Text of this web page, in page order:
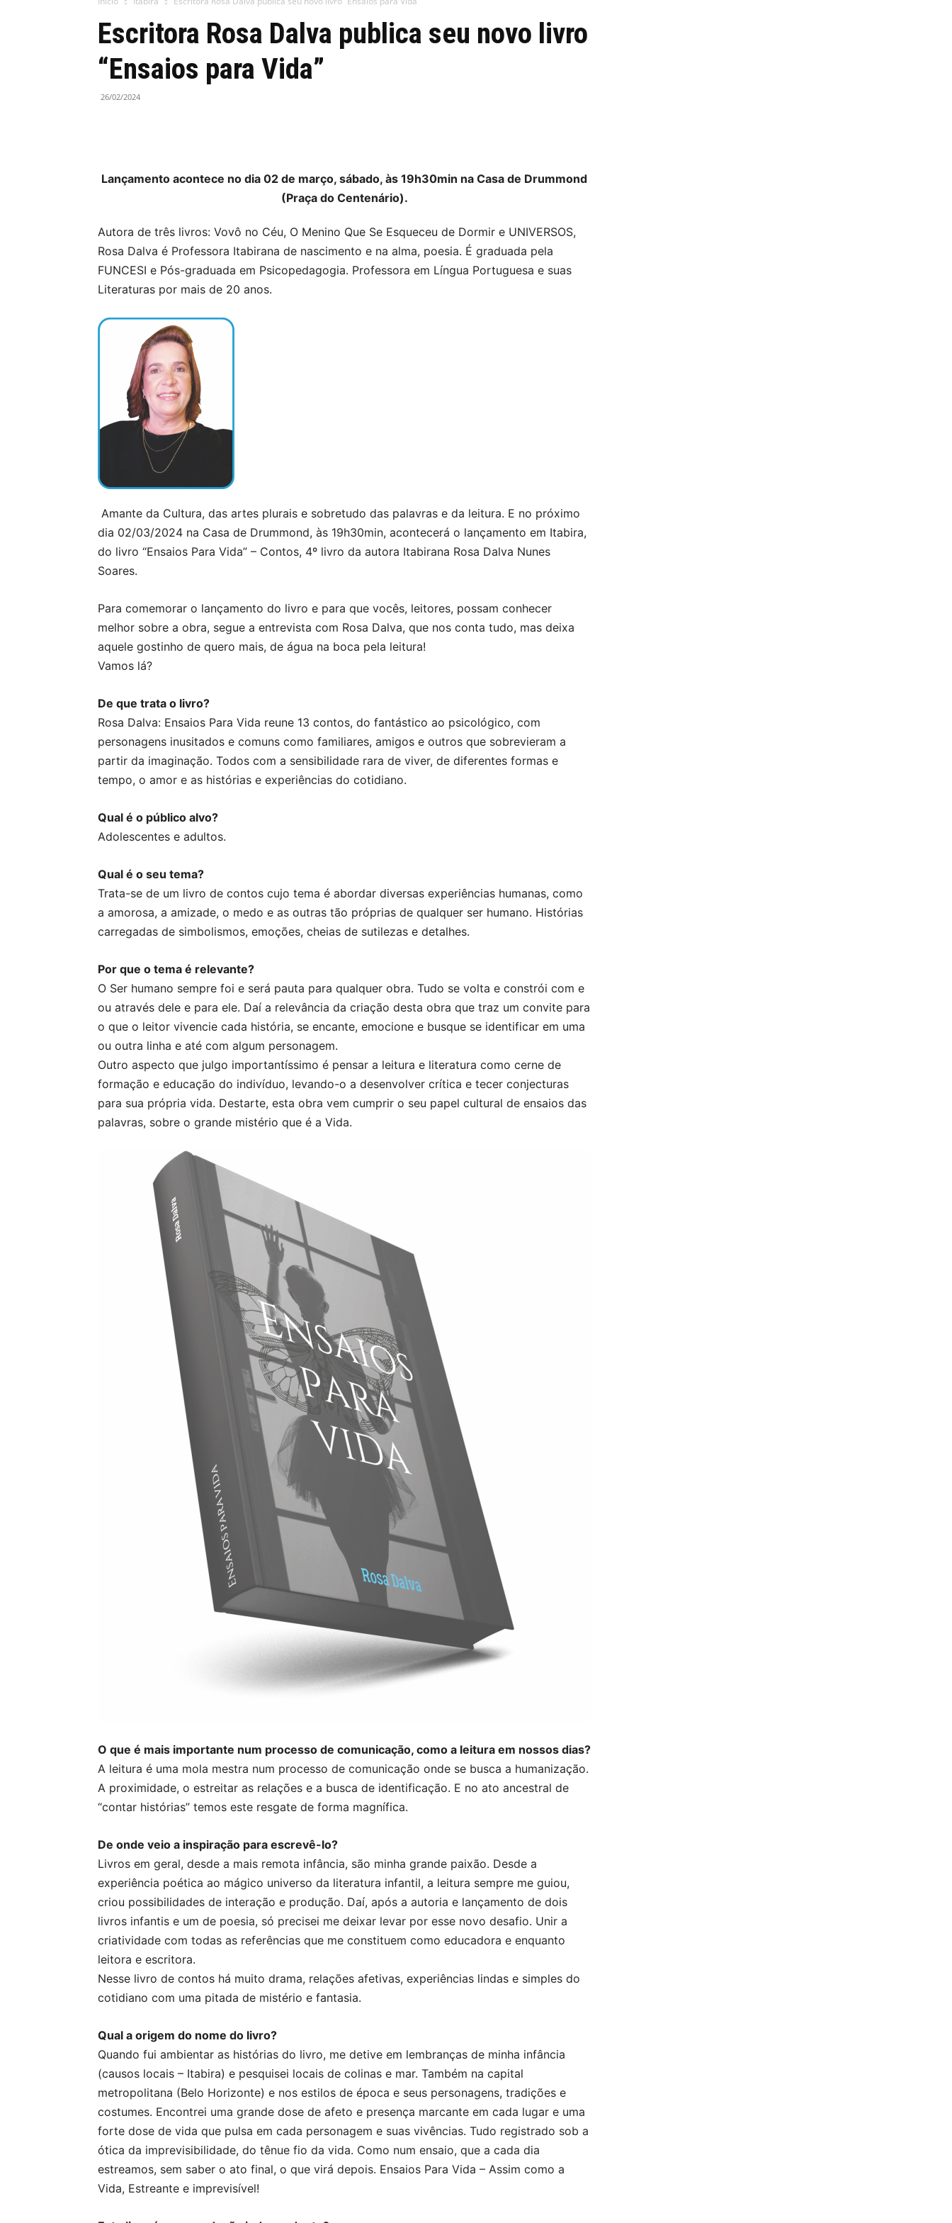
Escritora Rosa Dalva publica seu novo livro
“Ensaios para Vida”
26/02/2024
Lançamento acontece no dia 02 de março, sábado, às 19h30min na Casa de Drummond
(Praça do Centenário).
Autora de três livros: Vovô no Céu, O Menino Que Se Esqueceu de Dormir e UNIVERSOS,
Rosa Dalva é Professora Itabirana de nascimento e na alma, poesia. É graduada pela
FUNCESI e Pós-graduada em Psicopedagogia. Professora em Língua Portuguesa e suas
Literaturas por mais de 20 anos.
Amante da Cultura, das artes plurais e sobretudo das palavras e da leitura. E no próximo
dia 02/03/2024 na Casa de Drummond, às 19h30min, acontecerá o lançamento em Itabira,
do livro “Ensaios Para Vida” – Contos, 4º livro da autora Itabirana Rosa Dalva Nunes
Soares.
Para comemorar o lançamento do livro e para que vocês, leitores, possam conhecer
melhor sobre a obra, segue a entrevista com Rosa Dalva, que nos conta tudo, mas deixa
aquele gostinho de quero mais, de água na boca pela leitura!
Vamos lá?
De que trata o livro?
Rosa Dalva: Ensaios Para Vida reune 13 contos, do fantástico ao psicológico, com
personagens inusitados e comuns como familiares, amigos e outros que sobrevieram a
partir da imaginação. Todos com a sensibilidade rara de viver, de diferentes formas e
tempo, o amor e as histórias e experiências do cotidiano.
Qual é o público alvo?
Adolescentes e adultos.
Qual é o seu tema?
Trata-se de um livro de contos cujo tema é abordar diversas experiências humanas, como
a amorosa, a amizade, o medo e as outras tão próprias de qualquer ser humano. Histórias
carregadas de simbolismos, emoções, cheias de sutilezas e detalhes.
Por que o tema é relevante?
O Ser humano sempre foi e será pauta para qualquer obra. Tudo se volta e constrói com e
ou através dele e para ele. Daí a relevância da criação desta obra que traz um convite para
o que o leitor vivencie cada história, se encante, emocione e busque se identificar em uma
ou outra linha e até com algum personagem.
Outro aspecto que julgo importantíssimo é pensar a leitura e literatura como cerne de
formação e educação do indivíduo, levando-o a desenvolver crítica e tecer conjecturas
para sua própria vida. Destarte, esta obra vem cumprir o seu papel cultural de ensaios das
palavras, sobre o grande mistério que é a Vida.
O que é mais importante num processo de comunicação, como a leitura em nossos dias?
A leitura é uma mola mestra num processo de comunicação onde se busca a humanização.
A proximidade, o estreitar as relações e a busca de identificação. E no ato ancestral de
“contar histórias” temos este resgate de forma magnífica.
De onde veio a inspiração para escrevê-lo?
Livros em geral, desde a mais remota infância, são minha grande paixão. Desde a
experiência poética ao mágico universo da literatura infantil, a leitura sempre me guiou,
criou possibilidades de interação e produção. Daí, após a autoria e lançamento de dois
livros infantis e um de poesia, só precisei me deixar levar por esse novo desafio. Unir a
criatividade com todas as referências que me constituem como educadora e enquanto
leitora e escritora.
Nesse livro de contos há muito drama, relações afetivas, experiências lindas e simples do
cotidiano com uma pitada de mistério e fantasia.
Qual a origem do nome do livro?
Quando fui ambientar as histórias do livro, me detive em lembranças de minha infância
(causos locais – Itabira) e pesquisei locais de colinas e mar. Também na capital
metropolitana (Belo Horizonte) e nos estilos de época e seus personagens, tradições e
costumes. Encontrei uma grande dose de afeto e presença marcante em cada lugar e uma
forte dose de vida que pulsa em cada personagem e suas vivências. Tudo registrado sob a
ótica da imprevisibilidade, do tênue fio da vida. Como num ensaio, que a cada dia
estreamos, sem saber o ato final, o que virá depois. Ensaios Para Vida – Assim como a
Vida, Estreante e imprevisível!